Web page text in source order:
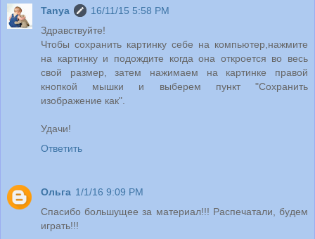
Tanya
16/11/15 5:58 PM
Здравствуйте!
Чтобы сохранить картинку себе на компьютер,нажмите
на картинку и подождите когда она откроется во весь
свой размер, затем нажимаем на картинке правой
кнопкой мышки и выберем пункт "Сохранить
изображение как".
Удачи!
Ответить
Ольга 1/1/16 9:09 PM
Спасибо большущее за материал!!! Распечатали, будем
играть!!!